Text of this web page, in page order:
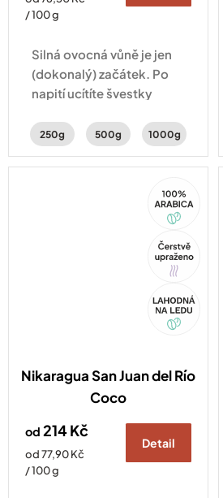
cena:
/ 100 g
Silná ovocná vůně je jen
(dokonalý) začátek. Po
napití ucítíte švestky
smetanovou chuť, které
250g 500g 1000g
Tip
Arabica
Nikaragua San Juan del Río
Coco
od 214 Kč
Měrná
cena:
od 77,90 Kč
/ 100 g
Detail